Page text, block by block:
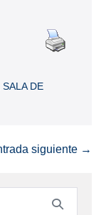
SALA DE
siguiente →